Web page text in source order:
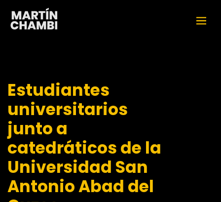
Estudiantes
universitarios
junto a
catedráticos de la
Universidad San
Antonio Abad del